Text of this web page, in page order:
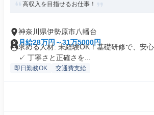
高収入を目指せるお仕事！
神奈川県伊勢原市八幡台
月給28万円～31万5000円
求める人材: 未経験OK！基礎研修で、安
✓ 丁寧さと正確さを...
即日勤務OK 交通費支給